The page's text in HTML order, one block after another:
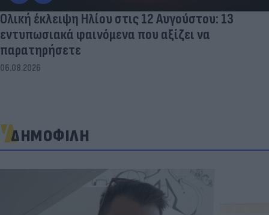
Ολική έκλειψη Ηλίου στις 12 Αυγούστου: 13
εντυπωσιακά φαινόμενα που αξίζει να
παρατηρήσετε
06.08.2026
ΔΗΜΟΦΙΛΗ